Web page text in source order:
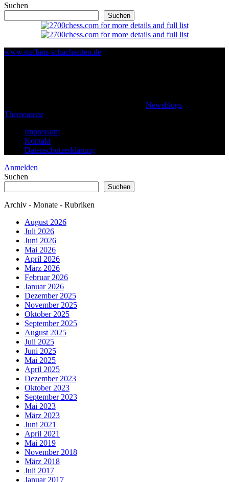
Suchen
Suchen
www.steffans-schachseiten.de
Newsblogs
Themeansar.
Impressum
Kontakt
Datenschutzerklärung
Anmelden
Suchen
Suchen
Archiv - Monate - Rubriken
August 2026
Juli 2026
Juni 2026
Mai 2026
April 2026
März 2026
Februar 2026
Januar 2026
Dezember 2025
November 2025
Oktober 2025
September 2025
August 2025
Juli 2025
Juni 2025
Mai 2025
April 2025
Dezember 2023
Oktober 2023
September 2023
Mai 2023
März 2023
Juni 2021
April 2021
Mai 2019
November 2018
März 2018
Juli 2017
Januar 2017